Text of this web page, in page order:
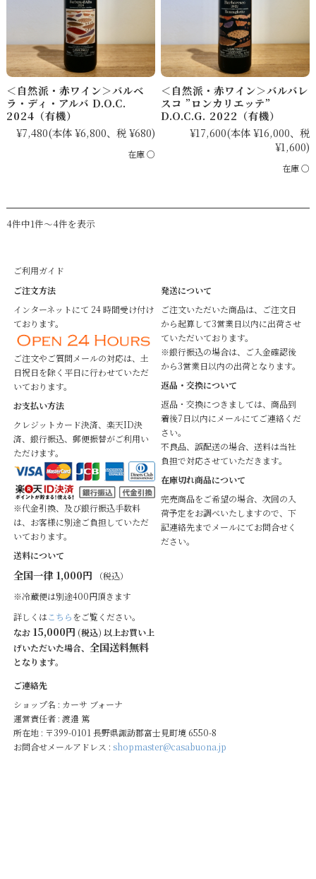
＜自然派・赤ワイン＞バルベ
ラ・ディ・アルバ D.O.C.
2024（有機）
¥7,480(本体 ¥6,800、税 ¥680)
在庫 ○
＜自然派・赤ワイン＞バルバレ
スコ ”ロンカリエッテ”
D.O.C.G. 2022（有機）
¥17,600(本体 ¥16,000、税
¥1,600)
在庫 ○
4件中1件～4件を表示
ご利用ガイド
ご注文方法
インターネットにて 24 時間受け付け
ております。
ご注文やご質問メールの対応は、土
日祝日を除く平日に行わせていただ
いております。
お支払い方法
クレジットカード決済、楽天ID決
済、銀行振込、郵便振替がご利用い
ただけます。
※代金引換、及び銀行振込手数料
は、お客様に別途ご負担していただ
いております。
送料について
全国一律 1,000円 （税込）
※冷蔵便は別途400円頂きます
詳しくはこちらをご覧ください。
なお 15,000円 (税込) 以上お買い上
げいただいた場合、 全国送料無料
となります。
発送について
ご注文いただいた商品は、ご注文日
から起算して3営業日以内に出荷させ
ていただいております。
※銀行振込の場合は、ご入金確認後
から3営業日以内の出荷となります。
返品・交換について
返品・交換につきましては、商品到
着後7日以内にメールにてご連絡くだ
さい。
不良品、誤配送の場合、送料は当社
負担で対応させていただきます。
在庫切れ商品について
完売商品をご希望の場合、次回の入
荷予定をお調べいたしますので、下
記連絡先までメールにてお問合せく
ださい。
ご連絡先
ショップ名 : カーサ ブォーナ
運営責任者 : 渡邉 篤
所在地 : 〒399-0101 長野県諏訪郡富士見町境 6550-8
お問合せメールアドレス : shopmaster@casabuona.jp